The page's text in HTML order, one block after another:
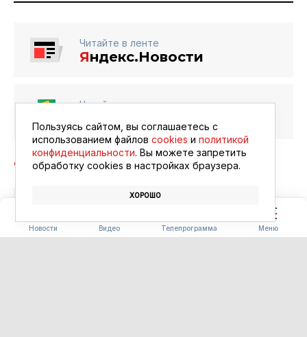
Новости Видео Телепрограмма Меню
Читайте в ленте
Яндекс.Новости
Читайте в ленте
АФИША
Пользуясь сайтом, вы соглашаетесь с
использованием файлов cookies и политикой
конфиденциальности. Вы можете запретить
обработку сookies в настройках браузера.
ХОРОШО